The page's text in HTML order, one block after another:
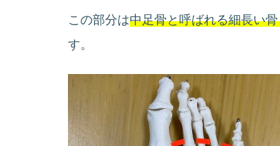
この部分は中足骨と呼ばれる細長い
す。